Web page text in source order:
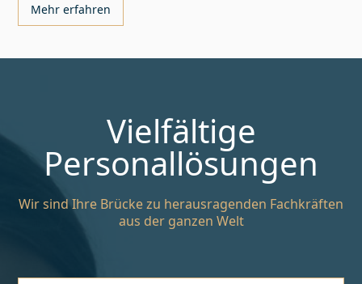
Mehr erfahren
Vielfältige
Personallösungen
Wir sind Ihre Brücke zu herausragenden Fachkräften
aus der ganzen Welt